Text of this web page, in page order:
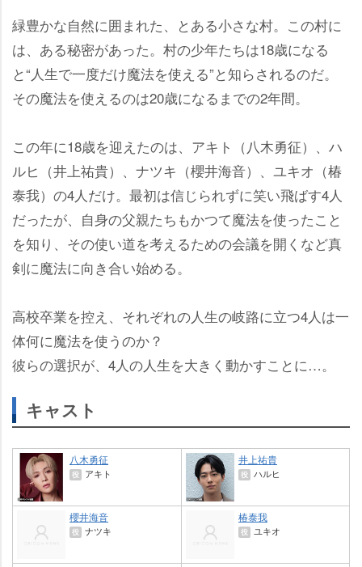
緑豊かな自然に囲まれた、とある小さな村。この村に
は、ある秘密があった。村の少年たちは18歳になる
と“人生で一度だけ魔法を使える”と知らされるのだ。
その魔法を使えるのは20歳になるまでの2年間。
この年に18歳を迎えたのは、アキト（八木勇征）、ハ
ルヒ（井上祐貴）、ナツキ（櫻井海音）、ユキオ（椿
泰我）の4人だけ。最初は信じられずに笑い飛ばす4人
だったが、自身の父親たちもかつて魔法を使ったこと
を知り、その使い道を考えるための会議を開くなど真
剣に魔法に向き合い始める。
高校卒業を控え、それぞれの人生の岐路に立つ4人は一
体何に魔法を使うのか？
彼らの選択が、4人の人生を大きく動かすことに…。
キャスト
八木勇征
役 アキト
井上祐貴
役 ハルヒ
櫻井海音
役 ナツキ
椿泰我
役 ユキオ